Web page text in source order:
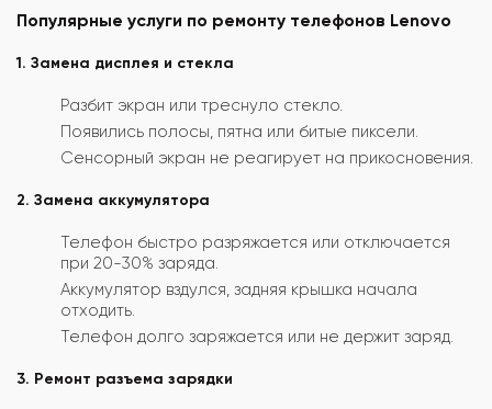
Популярные услуги по ремонту телефонов Lenovo
1. Замена дисплея и стекла
Разбит экран или треснуло стекло.
Появились полосы, пятна или битые пиксели.
Сенсорный экран не реагирует на прикосновения.
2. Замена аккумулятора
Телефон быстро разряжается или отключается
при 20-30% заряда.
Аккумулятор вздулся, задняя крышка начала
отходить.
Телефон долго заряжается или не держит заряд.
3. Ремонт разъема зарядки